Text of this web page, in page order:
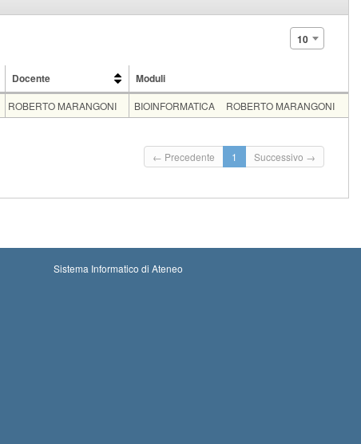
10
Docente
Moduli
Docente Moduli
ROBERTO MARANGONI BIOINFORMATICA ROBERTO MARANGONI
Inizio iscrizioni: 21-08-2026 00:00
← Precedente
1 Successivo →
Sistema Informatico di Ateneo